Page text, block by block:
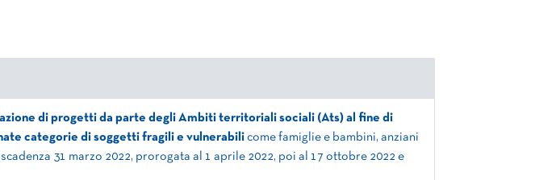
di progetti da parte degli Ambiti territoriali sociali (Ats) al fine di
categorie di soggetti fragili e vulnerabili come famiglie e bambini, anziani
31 marzo 2022, prorogata al 1 aprile 2022, poi al 17 ottobre 2022 e